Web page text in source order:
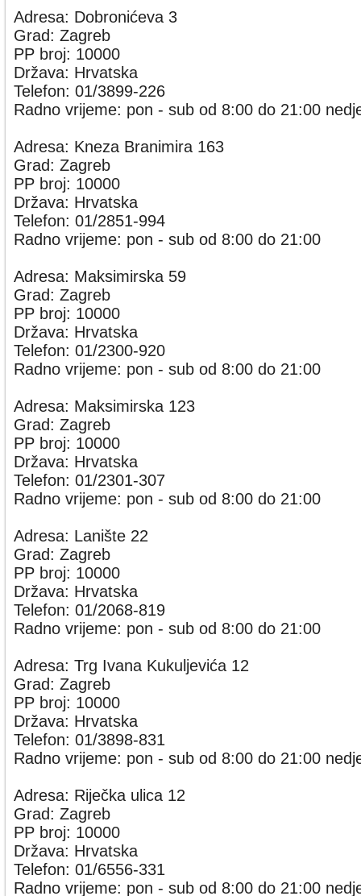
Adresa: Dobronićeva 3
Grad: Zagreb
PP broj: 10000
Država: Hrvatska
Telefon: 01/3899-226
Radno vrijeme: pon - sub od 8:00 do 21:00
Adresa: Kneza Branimira 163
Grad: Zagreb
PP broj: 10000
Država: Hrvatska
Telefon: 01/2851-994
Radno vrijeme: pon - sub od 8:00 do 21:00
Adresa: Maksimirska 59
Grad: Zagreb
PP broj: 10000
Država: Hrvatska
Telefon: 01/2300-920
Radno vrijeme: pon - sub od 8:00 do 21:00
Adresa: Maksimirska 123
Grad: Zagreb
PP broj: 10000
Država: Hrvatska
Telefon: 01/2301-307
Radno vrijeme: pon - sub od 8:00 do 21:00
Adresa: Lanište 22
Grad: Zagreb
PP broj: 10000
Država: Hrvatska
Telefon: 01/2068-819
Radno vrijeme: pon - sub od 8:00 do 21:00
Adresa: Trg Ivana Kukuljevića 12
Grad: Zagreb
PP broj: 10000
Država: Hrvatska
Telefon: 01/3898-831
Radno vrijeme: pon - sub od 8:00 do 21:00
Adresa: Riječka ulica 12
Grad: Zagreb
PP broj: 10000
Država: Hrvatska
Telefon: 01/6556-331
Radno vrijeme: pon - sub od 8:00 do 21:00